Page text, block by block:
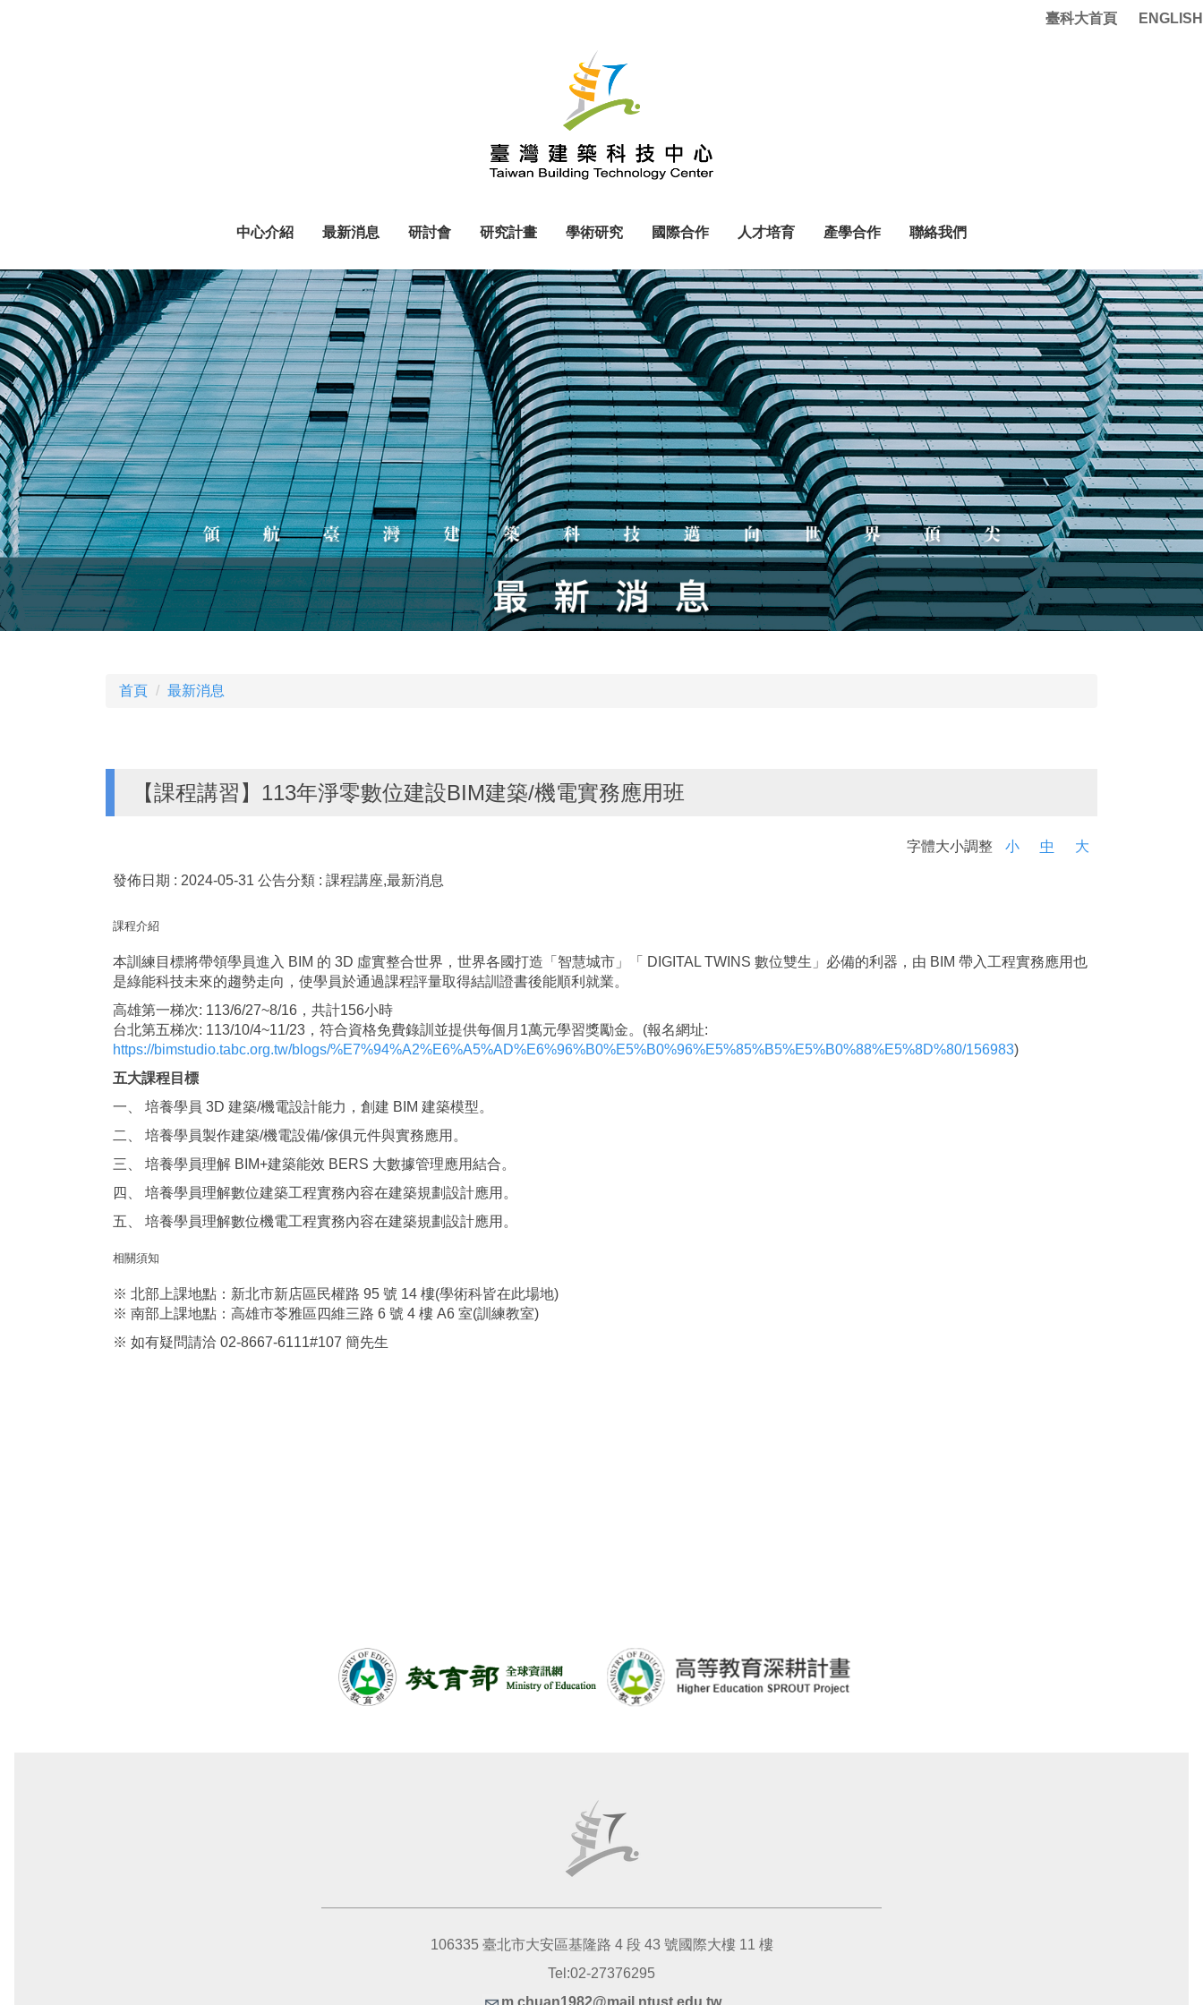
臺科大首頁 ENGLISH
中心介紹 最新消息 研討會 研究計畫 學術研究 國際合作 人才培育 產學合作 聯絡我們
首頁 最新消息
【課程講習】113年淨零數位建設BIM建築/機電實務應用班
字體大小調整 小 中 大
發佈日期 : 2024-05-31 公告分類 : 課程講座,最新消息
課程介紹
本訓練目標將帶領學員進入 BIM 的 3D 虛實整合世界，世界各國打造「智慧城市」「 DIGITAL TWINS 數位雙生」必備的利器，由 BIM 帶入工程實務應用也
是綠能科技未來的趨勢走向，使學員於通過課程評量取得結訓證書後能順利就業。
高雄第一梯次: 113/6/27~8/16，共計156小時
台北第五梯次: 113/10/4~11/23，符合資格免費錄訓並提供每個月1萬元學習獎勵金。(報名網址:
https://bimstudio.tabc.org.tw/blogs/%E7%94%A2%E6%A5%AD%E6%96%B0%E5%B0%96%E5%85%B5%E5%B0%88%E5%8D%80/156983)
五大課程目標
一、 培養學員 3D 建築/機電設計能力，創建 BIM 建築模型。
二、 培養學員製作建築/機電設備/傢俱元件與實務應用。
三、 培養學員理解 BIM+建築能效 BERS 大數據管理應用結合。
四、 培養學員理解數位建築工程實務內容在建築規劃設計應用。
五、 培養學員理解數位機電工程實務內容在建築規劃設計應用。
相關須知
※ 北部上課地點：新北市新店區民權路 95 號 14 樓(學術科皆在此場地)
※ 南部上課地點：高雄市苓雅區四維三路 6 號 4 樓 A6 室(訓練教室)
※ 如有疑問請洽 02-8667-6111#107 簡先生
106335 臺北市大安區基隆路 4 段 43 號國際大樓 11 樓
Tel:02-27376295